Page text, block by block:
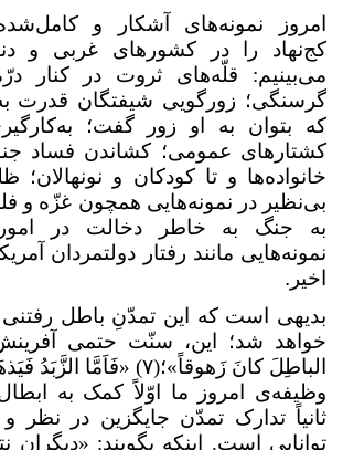
امروز نمونه‌های آشکار و
کج‌نهاد را در کشورهای غربی و
می‌بینیم: قلّه‌های ثروت در کنار
گرسنگی؛ زورگویی شیفتگان قدرت
که بتوان به او زور گفت؛
کشتارهای عمومی؛ کشاندن فساد
خانواده‌‌ها و تا کودکان و
بی‌نظیر در نمونه‌هایی همچون غزّه و
به جنگ به خاطر دخالت در امور
نمونه‌هایی مانند رفتار دولتمردان
اخیر .
بدیهی است که این تمدّنِ باطل
خواهد شد؛ این، سنّت حتمی
الباطِلَ کانَ زَهوقاً»؛(۷) « فَاَمَّا الزَّبَدُ
وظیفه‌ی امروز ما اوّلاً کمک به
ثانیاً تدارک تمدّن جایگزین در نظر
توانایی است. اینکه بگویند: «دیگران